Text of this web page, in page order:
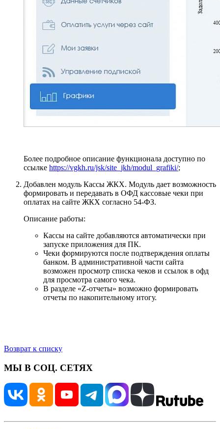
Более подробное описание функционала доступно по
ссылке https://vgkh.ru/jsk/site_jkh/modul_grafiki/;
Добавлен модуль Кассы ЖКХ. Модуль дает возможность
формировать и передавать в ОФД кассовые чеки при
оплатах на сайте ЖКХ согласно 54-ФЗ.
Описание работы:
Кассы на сайте добавляются автоматически при
запуске приложения для ПК.
Чеки формируются после подтверждения оплаты
банком. В административной части сайта
возможен просмотр списка чеков и ссылок в офд
для просмотра самого чека.
В разделе «Z-отчеты» возможно формировать
отчеты по накопительному итогу.
Возврат к списку
МЫ В СОЦ. СЕТЯХ